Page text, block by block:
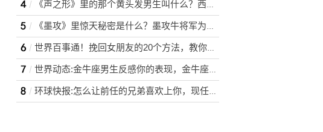
《声之形》里的那个黄头发男生叫什么？西宫硝子和将也在一起了吗
《墨攻》里惊天秘密是什么？墨攻牛将军为什么要杀公子
世界百事通！挽回女朋友的20个方法，教你几招挽回女朋友的方法
世界动态:金牛座男生反感你的表现，金牛座男生最不喜欢的4种女生
环球快报:怎么让前任的兄弟喜欢上你，现任男友是前任的兄弟